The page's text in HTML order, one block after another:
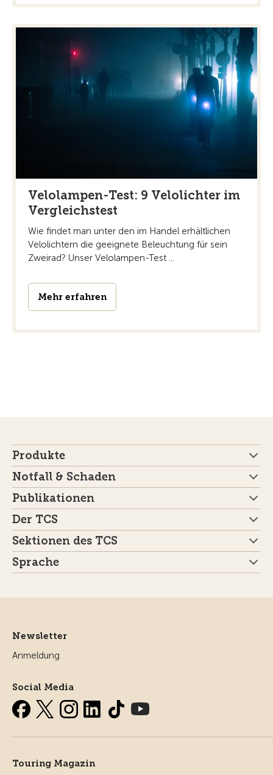
Velolampen-Test: 9 Velolichter im
Vergleichstest
Wie findet man unter den im Handel erhältlichen
Velolichtern die geeignete Beleuchtung für sein
Zweirad? Unser Velolampen-Test ...
Mehr erfahren
Produkte
Notfall & Schaden
Publikationen
Der TCS
Sektionen des TCS
Sprache
Newsletter
Anmeldung
Social Media
Touring Magazin